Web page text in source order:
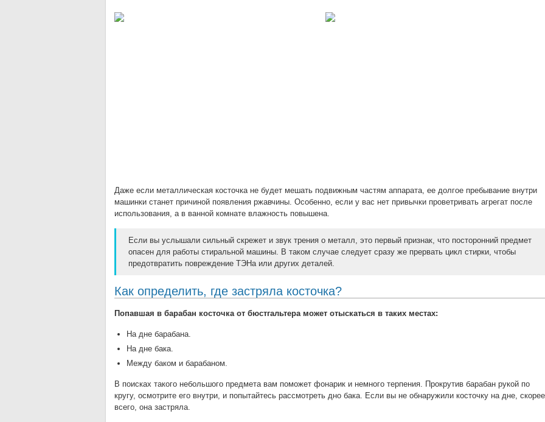
Даже если металлическая косточка не будет мешать подвижным частям аппарата, ее долгое пребывание внутри
машинки станет причиной появления ржавчины. Особенно, если у вас нет привычки проветривать агрегат после
использования, а в ванной комнате влажность повышена.
Если вы услышали сильный скрежет и звук трения о металл, это первый признак, что посторонний предмет
опасен для работы стиральной машины. В таком случае следует сразу же прервать цикл стирки, чтобы
предотвратить повреждение ТЭНа или других деталей.
Как определить, где застряла косточка?
Попавшая в барабан косточка от бюстгальтера может отыскаться в таких местах:
На дне барабана.
На дне бака.
Между баком и барабаном.
В поисках такого небольшого предмета вам поможет фонарик и немного терпения. Прокрутив барабан рукой по
кругу, осмотрите его внутри, и попытайтесь рассмотреть дно бака. Если вы не обнаружили косточку на дне, скорее
всего, она застряла.